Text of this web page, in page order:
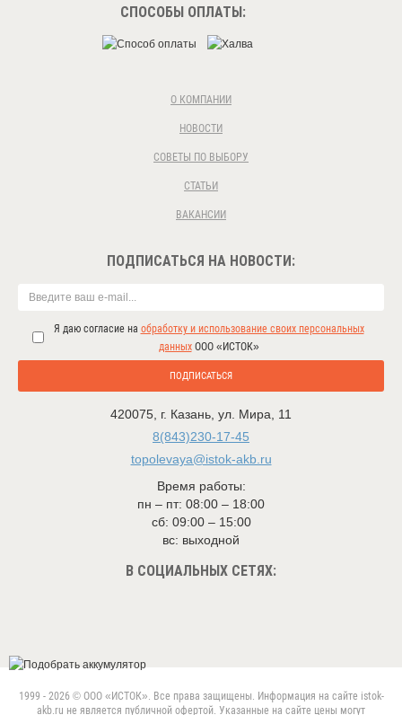
СПОСОБЫ ОПЛАТЫ:
О КОМПАНИИ
НОВОСТИ
СОВЕТЫ ПО ВЫБОРУ
СТАТЬИ
ВАКАНСИИ
ПОДПИСАТЬСЯ НА НОВОСТИ:
Я даю согласие на обработку и использование своих персональных
данныхООО «ИСТОК»
ПОДПИСАТЬСЯ
420075 г. Казань ул. Мира, 11
8(843)230-17-45
topolevaya@istok-akb.ru
Время работы:
пн – пт: 08:00 – 18:00
сб: 09:00 – 15:00
вс: выходной
В СОЦИАЛЬНЫХ СЕТЯХ:
1999 - 2026 © ООО «ИСТОК». Все права защищены. Информация на сайте istok-
akb.ru не является публичной офертой. Указанные на сайте цены могут